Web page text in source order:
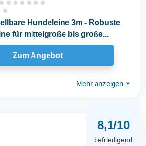
Hundeleine 3m - Robuste
für mittelgroße bis große...
Zum Angebot
Mehr anzeigen ⏷
8,1/10
befriedigend